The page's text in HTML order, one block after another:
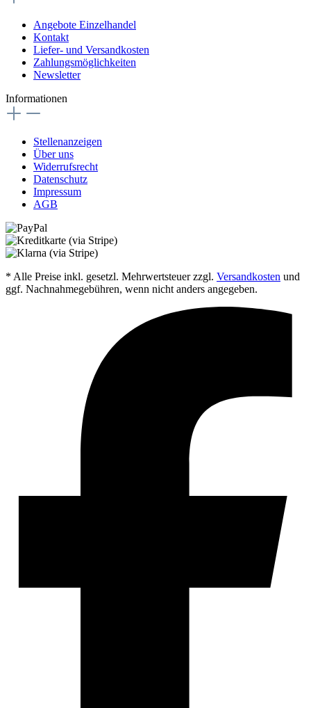
Angebote Einzelhandel
Kontakt
Liefer- und Versandkosten
Zahlungsmöglichkeiten
Newsletter
Informationen
Stellenanzeigen
Über uns
Widerrufsrecht
Datenschutz
Impressum
AGB
* Alle Preise inkl. gesetzl. Mehrwertsteuer zzgl. Versandkosten und
ggf. Nachnahmegebühren, wenn nicht anders angegeben.